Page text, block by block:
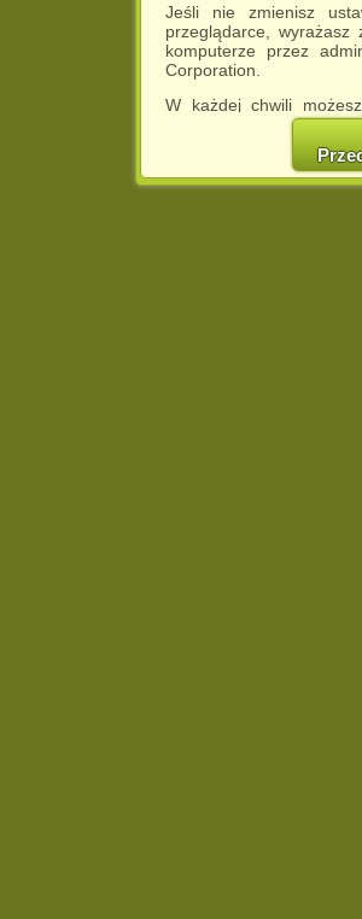
Jeśli nie zmienisz
przeglądarce,
komputerze przez
Corporation.
W każdej chwili
cookies w swojej
w naszej
http://chomikuj.pl/